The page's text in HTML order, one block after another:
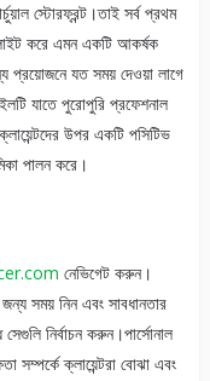
স্টোরফ্রন্ট।তাই সর্ব প্রথম
করে এমন একটি আকর্ষক
প্রয়োজনে যত সময় দেওয়া লাগে
যাতে পুরোপুরি প্রফেশনাল
উপর একটি পসিটিভ
পালন করে।
নেভিগেট করুন।
সময় নিন এবং সাবধানতার
নির্বাচন করুন।পার্সোনাল
সম্পর্কে ক্লায়েন্টরা বোঝা এবং